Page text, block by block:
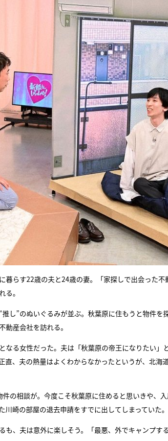
暮らす22歳の夫と24歳の妻。「家探しで出会った
る。
し”のぬいぐるみが並ぶ。秋葉原に住もうと物件
動産会社を訪れる。
なる女性だった。夫は「秋葉原の帝王になりたい」
直、夫の熱量はよくわからなかったというが、北海
の相談が。今度こそ秋葉原に住めると思いきや、
崎の部屋の退去申請をすでに出してしまっていた。
も、夫は意外に楽しそう。「最悪、外でキャンプす